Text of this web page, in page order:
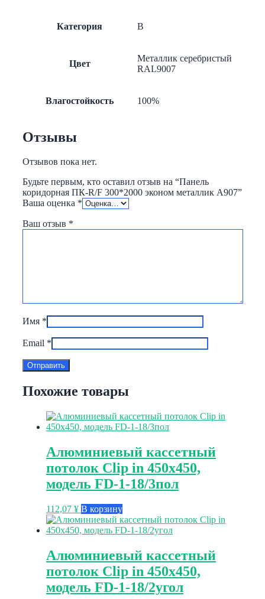
Категория B
Цвет
Металлик серебристый
RAL9007
Влагостойкость 100%
Отзывы
Отзывов пока нет.
Будьте первым, кто оставил отзыв на “Панель
коридорная ПК-R/F 300*2000 эконом металлик А907”
Ваша оценка *
Ваш отзыв *
Имя *
Email *
Похожие товары
Алюминиевый кассетный
потолок Clip in 450х450,
модель FD-1-18/3пол
112,07 ¥ В корзину
Алюминиевый кассетный
потолок Clip in 450х450,
модель FD-1-18/2угол